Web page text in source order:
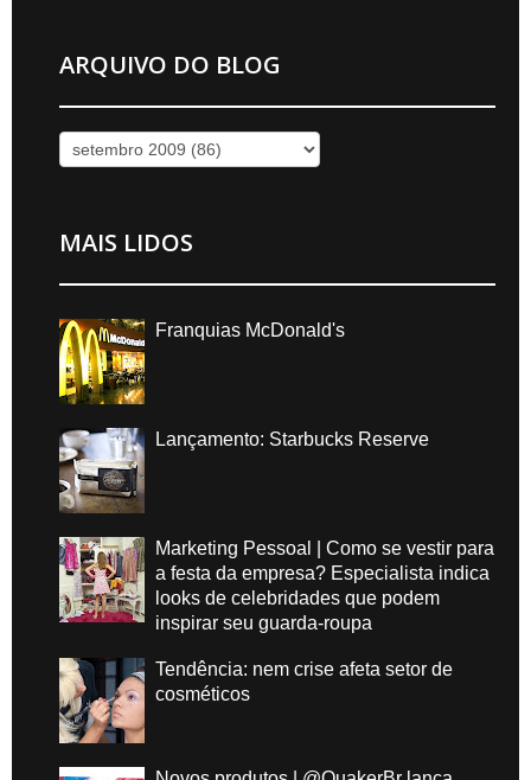
ARQUIVO DO BLOG
MAIS LIDOS
Franquias McDonald's
Lançamento: Starbucks Reserve
Marketing Pessoal | Como se vestir para
a festa da empresa? Especialista indica
looks de celebridades que podem
inspirar seu guarda-roupa
Tendência: nem crise afeta setor de
cosméticos